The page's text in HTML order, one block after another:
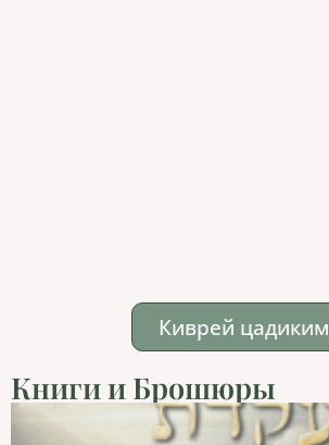
Киврей цадиким
Книги и Брошюры